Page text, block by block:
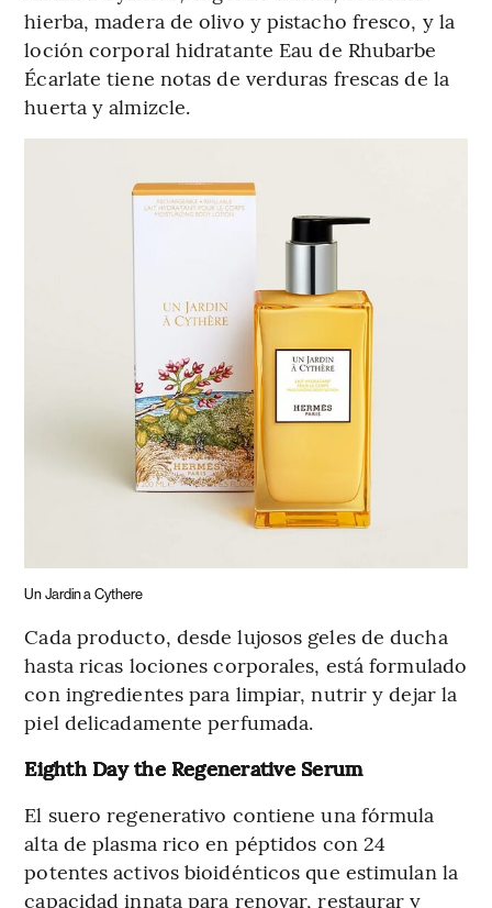
hierba, madera de olivo y pistacho fresco, y la
loción corporal hidratante Eau de Rhubarbe
Écarlate tiene notas de verduras frescas de la
huerta y almizcle.
Un Jardin a Cythere
Cada producto, desde lujosos geles de ducha
hasta ricas lociones corporales, está formulado
con ingredientes para limpiar, nutrir y dejar la
piel delicadamente perfumada.
Eighth Day the Regenerative Serum
El suero regenerativo contiene una fórmula
alta de plasma rico en péptidos con 24
potentes activos bioidénticos que estimulan la
capacidad innata para renovar, restaurar y